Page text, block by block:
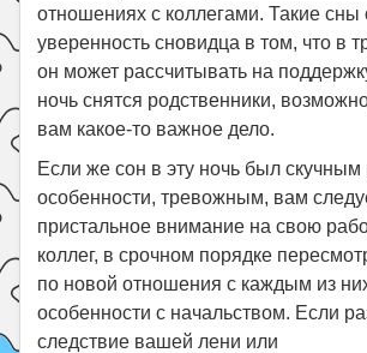
отношениях с коллегами. Такие сны
уверенность сновидца в том, что в
он может рассчитывать на
ночь снятся родственники,
вам какое-то важное дело.
Если же сон в эту ночь был скучным
особенности, тревожным, вам
пристальное внимание на свою
коллег, в срочном порядке
по новой отношения с каждым из
особенности с начальством. Если
следствие вашей лени или